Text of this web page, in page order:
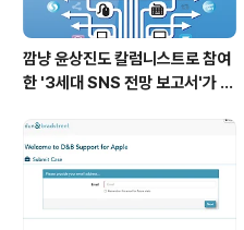
깜냥 윤상진도 칼럼니스트로 참여
한 '3세대 SNS 전망 보고서'가 발